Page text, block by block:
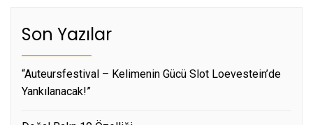
Son Yazılar
“Auteursfestival – Kelimenin Gücü Slot Loevestein’de
Yankılanacak!”